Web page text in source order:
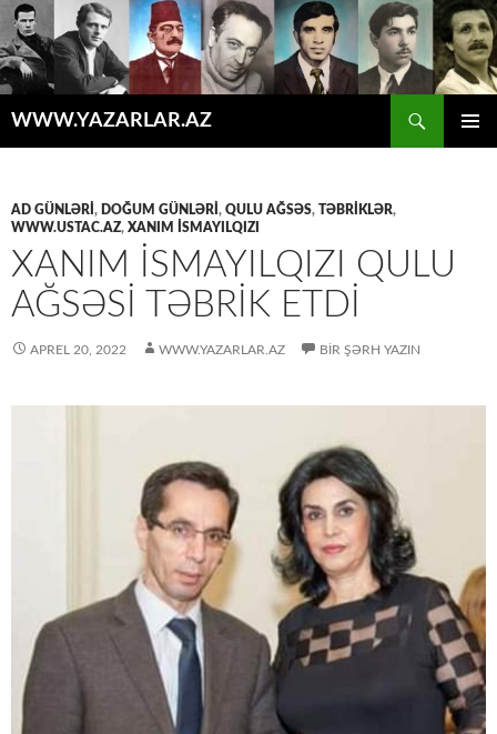
WWW.YAZARLAR.AZ
AD GÜNLƏRİ , DOĞUM GÜNLƏRİ , QULU AĞSƏS, TƏBRİKLƏR,
WWW.USTAC.AZ, XANIM İSMAYILQIZI
XANIM İSMAYILQIZI QULU
AĞSƏSI TƏBRIK ETDI
APREL 20, 2022 WWW.YAZARLAR.AZ BIR ŞƏRH YAZIN